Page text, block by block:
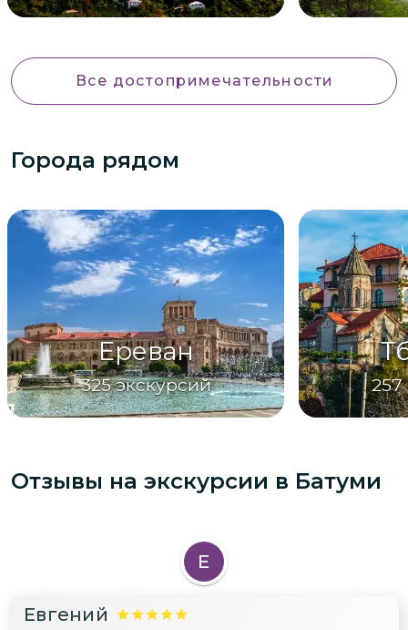
Все достопримечательности
Города рядом
Ереван
325 экскурсий 257
Отзывы на экскурсии в Батуми
Е
Евгений